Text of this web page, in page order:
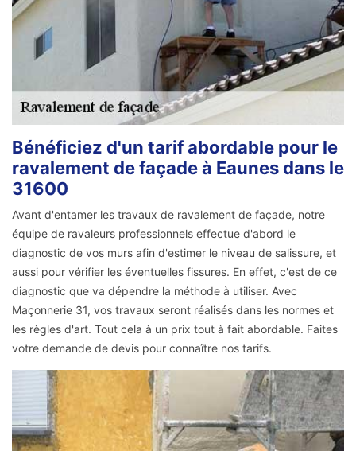
Bénéficiez d'un tarif abordable pour le
ravalement de façade à Eaunes dans le
31600
Avant d'entamer les travaux de ravalement de façade, notre
équipe de ravaleurs professionnels effectue d'abord le
diagnostic de vos murs afin d'estimer le niveau de salissure, et
aussi pour vérifier les éventuelles fissures. En effet, c'est de ce
diagnostic que va dépendre la méthode à utiliser. Avec
Maçonnerie 31, vos travaux seront réalisés dans les normes et
les règles d'art. Tout cela à un prix tout à fait abordable. Faites
votre demande de devis pour connaître nos tarifs.